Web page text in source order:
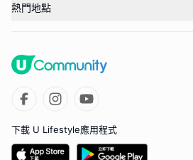
熱門地點
下載 U Lifestyle應用程式